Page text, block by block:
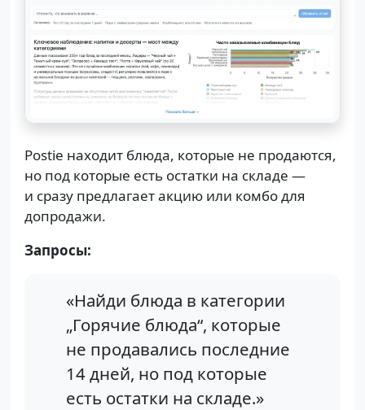
Postie находит блюда, которые не продаются,
но под которые есть остатки на складе —
и сразу предлагает акцию или комбо для
допродажи.
Запросы:
«Найди блюда в категории
„Горячие блюда“, которые
не продавались последние
14 дней, но под которые
есть остатки на складе.»